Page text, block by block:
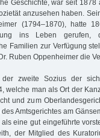
Geschichte, war seit 1878
anzusehen haben.
(1794–1870), hatte
ins Leben gerufen,
Familien zur Verfügung
Ruben Oppenheimer die
zweite Sozius der
welche man als Ort der
und zum
Amtsgerichtes am
eine gut eingeführte
der Mitglied des